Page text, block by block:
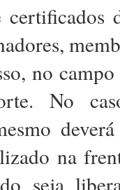
no
No
na
seja